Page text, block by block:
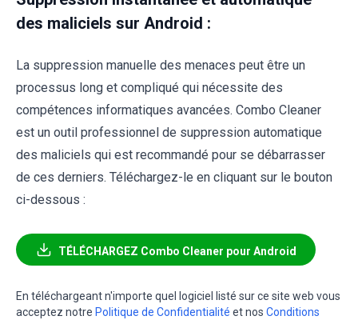
des maliciels sur Android :
La suppression manuelle des menaces peut être un
processus long et compliqué qui nécessite des
compétences informatiques avancées. Combo Cleaner
est un outil professionnel de suppression automatique
des maliciels qui est recommandé pour se débarrasser
de ces derniers. Téléchargez-le en cliquant sur le bouton
ci-dessous :
TÉLÉCHARGEZ Combo Cleaner pour Android
En téléchargeant n'importe quel logiciel listé sur ce site web vous
acceptez notre Politique de Confidentialité et nos Conditions